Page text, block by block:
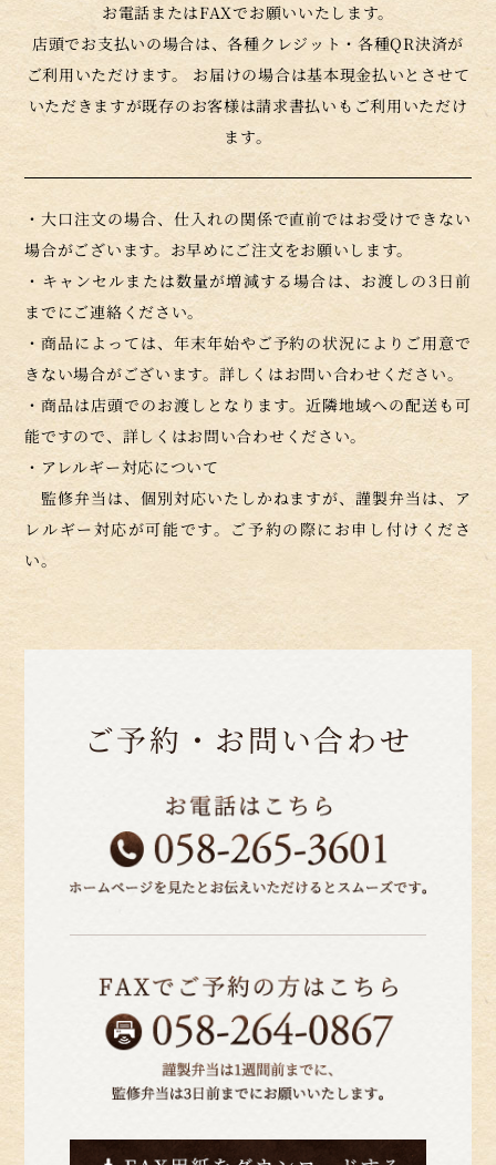
お電話またはFAXでお願いいたします。
店頭でお支払いの場合は、各種クレジット・各種QR決済が
ご利用いただけます。 お届けの場合は基本現金払いとさせて
いただきますが既存のお客様は請求書払いもご利用いただけ
ます。
・大口注文の場合、仕入れの関係で直前ではお受けできない
場合がございます。お早めにご注文をお願いします。
・キャンセルまたは数量が増減する場合は、お渡しの3日前
までにご連絡ください。
・商品によっては、年末年始やご予約の状況によりご用意で
きない場合がございます。詳しくはお問い合わせください。
・商品は店頭でのお渡しとなります。近隣地域への配送も可
能ですので、詳しくはお問い合わせください。
・アレルギー対応について
監修弁当は、個別対応いたしかねますが、謹製弁当は、ア
レルギー対応が可能です。ご予約の際にお申し付けくださ
い。
ご予約・お問い合わせ